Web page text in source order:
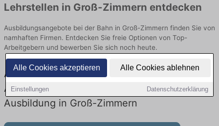
Alle Cookies akzeptieren Alle Cookies ablehnen
Einstellungen Datenschutzerklärung
Lehrstellen in Groß-Zimmern entdecken
Ausbildungsangebote bei der Bahn in Groß-Zimmern finden Sie von
namhaften Firmen. Entdecken Sie freie Optionen von Top-
Arbeitgebern und bewerben Sie sich noch heute.
Ausbildung in Groß-Zimmern bei der Bahn:
Aktuell gibt es keine Stellenangebote für
Ausbildung in Groß-Zimmern